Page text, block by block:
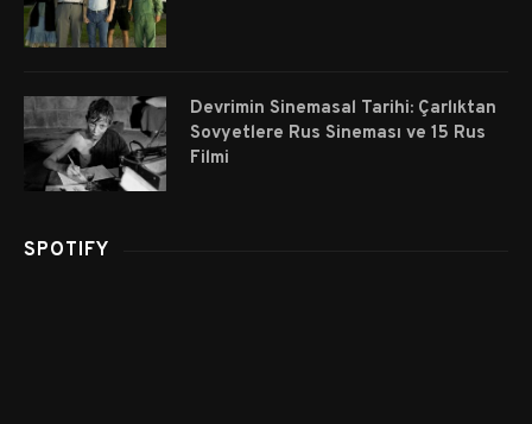
Devrimin Sinemasal Tarihi: Çarlıktan
Sovyetlere Rus Sineması ve 15 Rus
Filmi
SPOTIFY